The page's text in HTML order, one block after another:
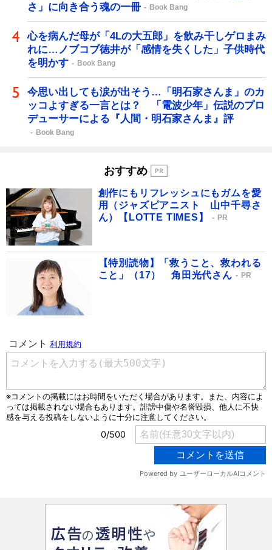
さ」に向き合う魂の一冊
Book Bang
心を病んだ母が「4Lの大五郎」を飲み干しゲロまみ
れに…ノブコブ徳井が「感情を失くした」子供時代
を明かす
Book Bang
今思い出しても涙が出そう…「明石家さんま」のカ
ッコよすぎる一言とは？ 「電波少年」伝説のプロ
デューサーによる『人間・明石家さんま』評
Book Bang
おすすめ
創作にもリフレッシュにもガムを愛
用（ジャズピアニスト 山中千尋さ
ん）【LOTTE TIMES】
PR
【特別読物】「救うこと、救われる
こと」（17） 角田光代さん
PR